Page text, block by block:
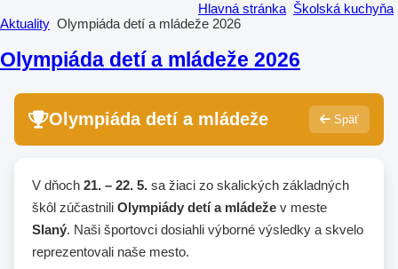
Hlavná stránka Školská kuchyňa
Aktuality Olympiáda detí a mládeže 2026
Olympiáda detí a mládeže 2026
Olympiáda detí a mládeže Späť
V dňoch 21. – 22. 5. sa žiaci zo skalických základných
škôl zúčastnili Olympiády detí a mládeže v meste
Slaný. Naši športovci dosiahli výborné výsledky a skvelo
reprezentovali naše mesto.